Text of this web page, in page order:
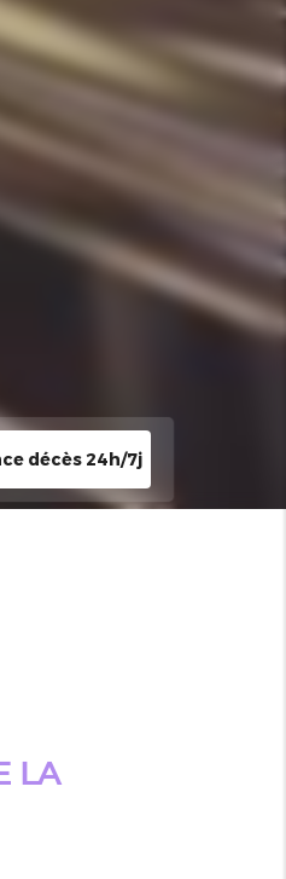
décès 24h/7j
LA